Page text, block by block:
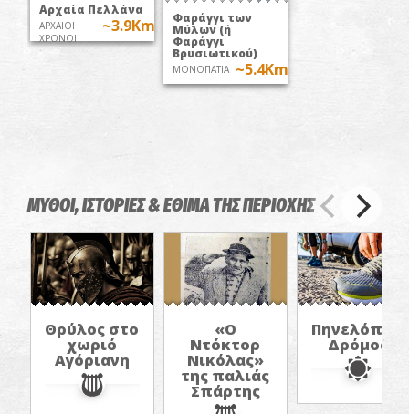
Αρχαία Πελλάνα
ΑΡΧΑΙΟΙ
ΧΡΟΝΟΙ
~3.9Km Φαράγγι των
Μύλων (ή
Φαράγγι
Βρυσιωτικού)
ΜΟΝΟΠΑΤΙΑ ~5.4Km
ΜΥΘΟΙ, ΙΣΤΟΡΙΕΣ & ΕΘΙΜΑ ΤΗΣ ΠΕΡΙΟΧΗΣ
Θρύλος στο
χωριό
Αγόριανη
«Ο
Ντόκτορ
Νικόλας»
της παλιάς
Σπάρτης
Δρόμος